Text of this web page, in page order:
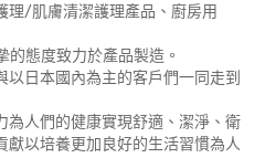
理/肌膚清潔護理產品、廚房用
的態度致力於產品製造。
日本國內為主的客戶們一同走到
為人們的健康實現舒適、潔淨、衛
獻以培養更加良好的生活習慣為人